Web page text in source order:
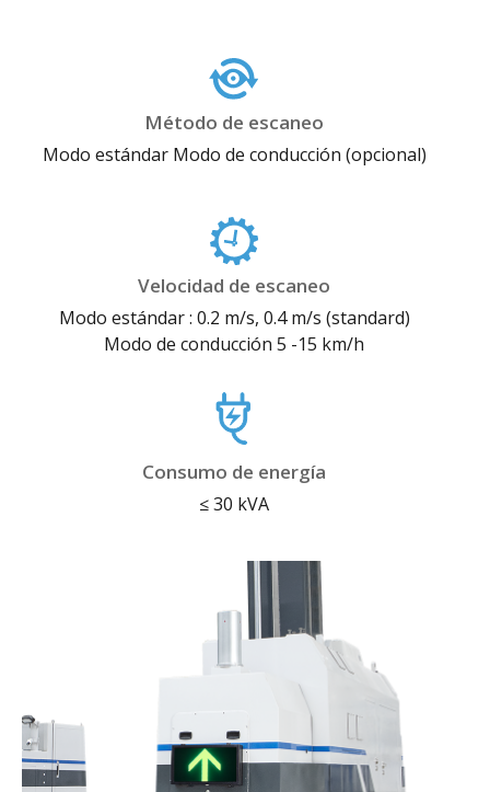
Método de escaneo
Modo estándar Modo de conducción (opcional)
Velocidad de escaneo
Modo estándar : 0.2 m/s, 0.4 m/s (standard)
Modo de conducción 5 -15 km/h
Consumo de energía
≤ 30 kVA